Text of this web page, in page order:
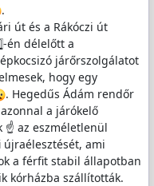
.
út és a Rákóczi út
én délelőtt a
járőrszolgálatot
hogy egy
. Hegedűs Ádám rendőr
a járókelő
☝️ az eszméletlenül
ami
a férfit stabil állapotban
kórházba szállították.